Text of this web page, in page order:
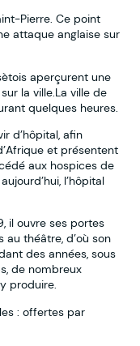
Pierre. Ce point
attaque anglaise sur
aperçurent une
la ville.La ville de
quelques heures.
d’hôpital, afin
et présentent
aux hospices de
l’hôpital
il ouvre ses portes
au théâtre, d’où son
des années, sous
de nombreux
produire.
: offertes par